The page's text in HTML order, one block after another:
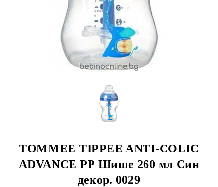
TOMMEE TIPPEE ANTI-COLIC
ADVANCE РР Шише 260 мл Син
декор. 0029